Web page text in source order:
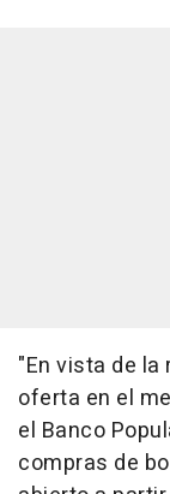
"En vista de
oferta en el
el Banco
compras de